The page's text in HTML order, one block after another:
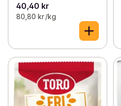
40,40 kr
80,80 kr /kg